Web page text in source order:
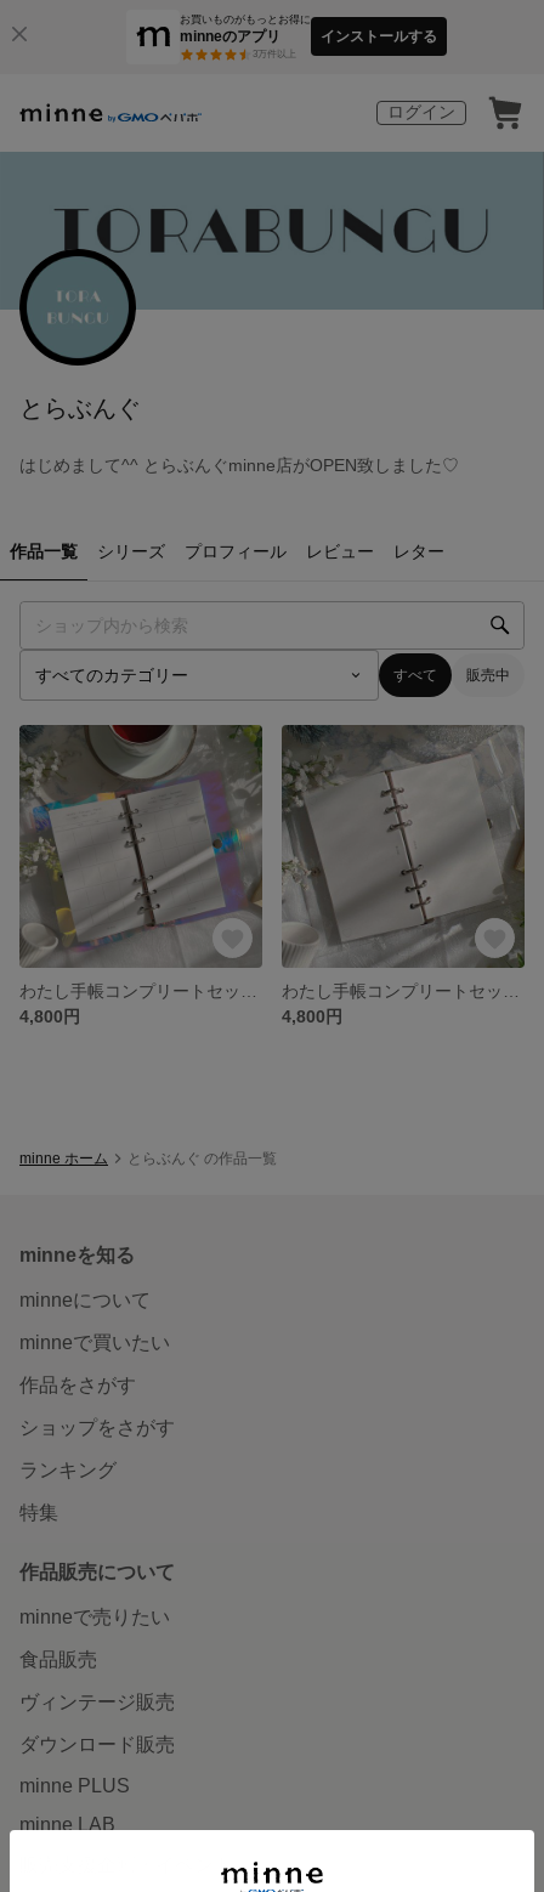
お買いものがもっとお得に
minneのアプリ
3万件以上
インストールする
ログイン
とらぶんぐ
はじめまして^^ とらぶんぐminne店がOPEN致しました♡
作品一覧 シリーズ プロフィール レビュー レター
すべて 販売中
4,800円
4,800円
minne ホーム とらぶんぐ の作品一覧
minneを知る
minneについて
minneで買いたい
作品をさがす
ショップをさがす
ランキング
特集
作品販売について
minneで売りたい
食品販売
ヴィンテージ販売
ダウンロード販売
minne PLUS
minne LAB
販売支援企画・イベント